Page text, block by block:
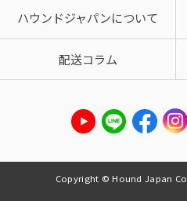
ハウンドジャパンについて
配送コラム
Copyright © Hound Japan